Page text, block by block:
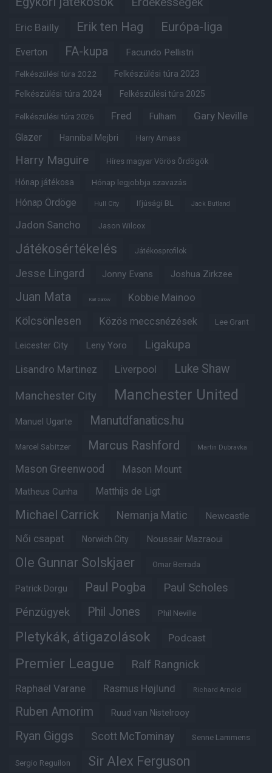
Eric Bailly Erik ten Hag Európa-liga
Everton FA-kupa Facundo Pellistri
Felkészülési túra 2022 Felkészülési túra 2023
Felkészülési túra 2024 Felkészülési túra 2025
Felkészülési túra 2026 Fred Fulham Gary Neville
Glazer Hannibal Mejbri Harry Amass
Harry Maguire Híres magyar Vörös Ördögök
Hónap játékosa Hónap legjobbja szavazás
Hónap Ördöge Hull City Ifjúsági BL Jack Butland
Jadon Sancho Jason Wilcox
Játékosértékelés Játékosprofilok
Jesse Lingard Jonny Evans Joshua Zirkzee
Juan Mata Karl Darlow Kobbie Mainoo
Kölcsönlesen Közös meccsnézések Lee Grant
Leicester City Leny Yoro Ligakupa
Lisandro Martinez Liverpool Luke Shaw
Manchester City Manchester United
Manuel Ugarte Manutdfanatics.hu
Marcel Sabitzer Marcus Rashford Martin Dubravka
Mason Greenwood Mason Mount
Matheus Cunha Matthijs de Ligt
Michael Carrick Nemanja Matic Newcastle
Női csapat Norwich City Noussair Mazraoui
Ole Gunnar Solskjaer Omar Berrada
Patrick Dorgu Paul Pogba Paul Scholes
Pénzügyek Phil Jones Phil Neville
Pletykák, átigazolások Podcast
Premier League Ralf Rangnick
Raphaël Varane Rasmus Højlund Richard Arnold
Ruben Amorim Ruud van Nistelrooy
Ryan Giggs Scott McTominay Senne Lammens
Sergio Reguilon Sir Alex Ferguson